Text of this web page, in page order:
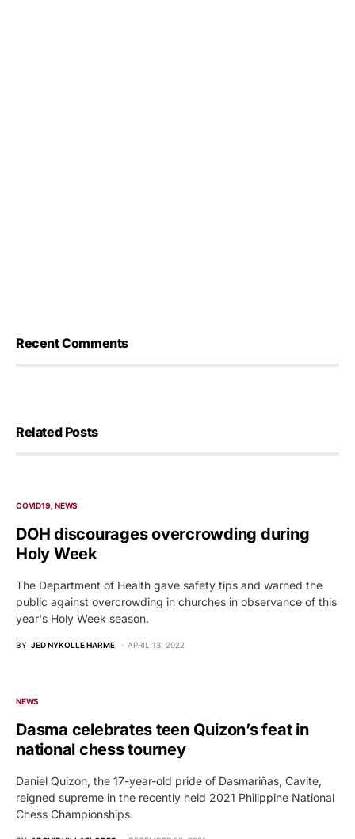
Recent Comments
Related Posts
COVID19 NEWS
DOH discourages overcrowding during
Holy Week
The Department of Health gave safety tips and warned the
public against overcrowding in churches in observance of this
year's Holy Week season.
BY JED NYKOLLE HARME APRIL 13, 2022
NEWS
Dasma celebrates teen Quizon’s feat in
national chess tourney
Daniel Quizon, the 17-year-old pride of Dasmariñas, Cavite,
reigned supreme in the recently held 2021 Philippine National
Chess Championships.